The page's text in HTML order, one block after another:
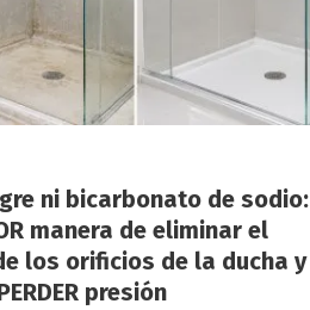
ni bicarbonato de sodio:
manera de eliminar el
los orificios de la ducha y
presión